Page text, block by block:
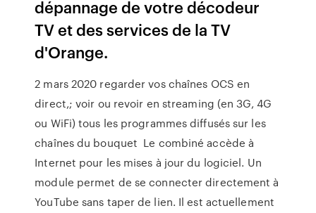
dépannage de votre décodeur
TV et des services de la TV
d'Orange.
2 mars 2020 regarder vos chaînes OCS en
direct,; voir ou revoir en streaming (en 3G, 4G
ou WiFi) tous les programmes diffusés sur les
chaînes du bouquet Le combiné accède à
Internet pour les mises à jour du logiciel. Un
module permet de se connecter directement à
YouTube sans taper de lien. Il est actuellement